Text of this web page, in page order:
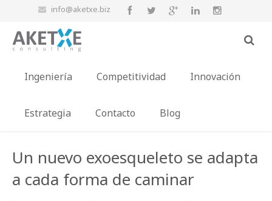
info@aketxe.biz
Ingeniería Competitividad Innovación
Estrategia Contacto Blog
Un nuevo exoesqueleto se adapta
a cada forma de caminar